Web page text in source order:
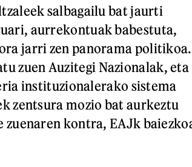
salbagailu bat jaurti
aurrekontuak babestuta,
jarri zen panorama politikoa.
zuen Auzitegi Nazionalak, eta
instituzionalerako sistema
zentsura mozio bat aurkeztu
zuenaren kontra, EAJk